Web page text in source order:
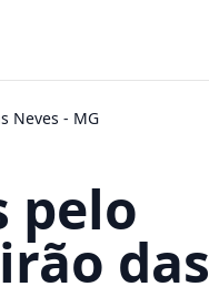
Neves - MG
pelo
das